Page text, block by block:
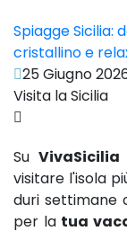
Spiagge Sicilia:
cristallino e
25 Giugno
Visita la Sicilia
Su VivaSicilia
visitare l'isola
duri settimane
per la tua